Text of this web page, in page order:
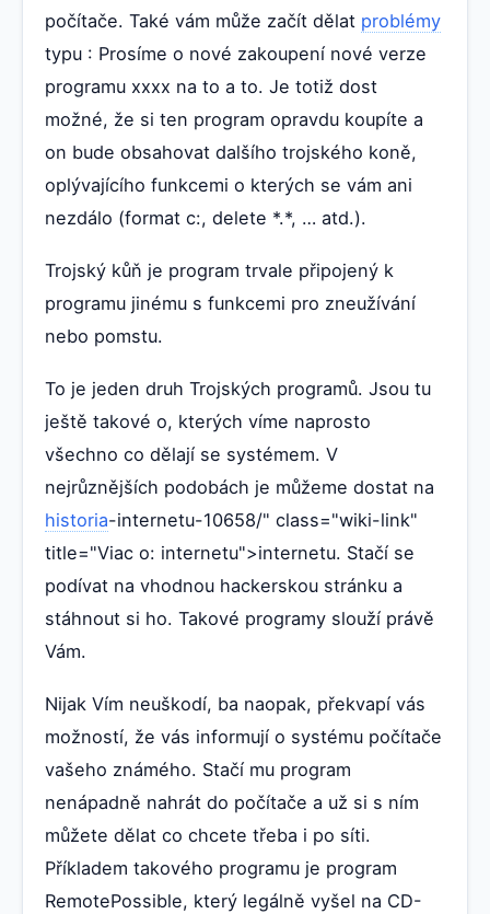
počítače. Také vám může začít dělat problémy
typu : Prosíme o nové zakoupení nové verze
programu xxxx na to a to. Je totiž dost
možné, že si ten program opravdu koupíte a
on bude obsahovat dalšího trojského koně,
oplývajícího funkcemi o kterých se vám ani
nezdálo (format c:, delete *.*, … atd.).
Trojský kůň je program trvale připojený k
programu jinému s funkcemi pro zneužívání
nebo pomstu.
To je jeden druh Trojských programů. Jsou tu
ještě takové o, kterých víme naprosto
všechno co dělají se systémem. V
nejrůznějších podobách je můžeme dostat na
historia-internetu-10658/" class="wiki-link"
title="Viac o: internetu">internetu. Stačí se
podívat na vhodnou hackerskou stránku a
stáhnout si ho. Takové programy slouží právě
Vám.
Nijak Vím neuškodí, ba naopak, překvapí vás
možností, že vás informují o systému počítače
vašeho známého. Stačí mu program
nenápadně nahrát do počítače a už si s ním
můžete dělat co chcete třeba i po síti.
Příkladem takového programu je program
RemotePossible, který legálně vyšel na CD-